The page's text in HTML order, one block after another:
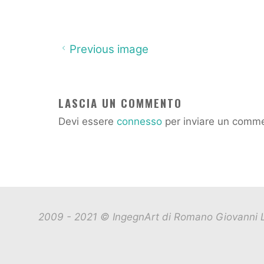
Previous image
LASCIA UN COMMENTO
Devi essere connessoper inviare un
2009 - 2021 © IngegnArt di Romano Giovanni